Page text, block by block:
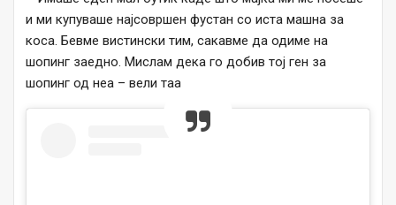
и ми купуваше најсовршен фустан со иста машна за
коса. Бевме вистински тим, сакавме да одиме на
шопинг заедно. Мислам дека го добив тој ген за
шопинг од неа – вели таа.